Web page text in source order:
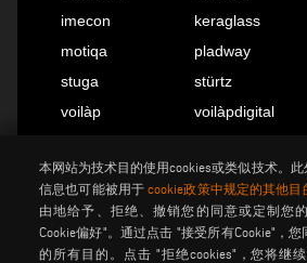
imecon
keraglass
motiqa
pladway
stuga
stürtz
voilàp
voilàpdigital
中国 info@tekna.it
本网站为技术目的使用cookies或类似技术。
信息也可能被用于cookie政策中规定的其他目
由地给予、拒绝、撤销您的同意或定制您
Cookie偏好"。通过点击 "接受所有Cookie"，
的所有目的。点击 "拒绝cookies"，您将继